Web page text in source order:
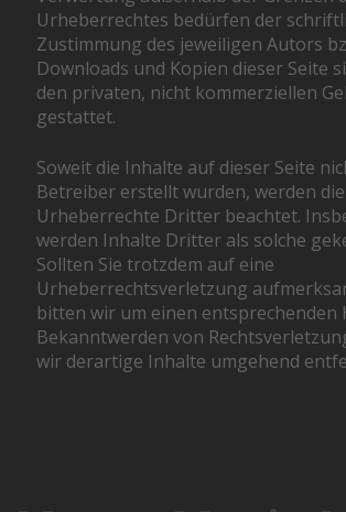
Urheberrechtes bedürfen der
Zustimmung des jeweiligen Autors
Downloads und Kopien dieser Seite
den privaten, nicht kommerziellen
gestattet.
Soweit die Inhalte auf dieser Seite
Betreiber erstellt wurden, werden die
Urheberrechte Dritter beachtet.
werden Inhalte Dritter als solche
Sollten Sie trotzdem auf eine
Urheberrechtsverletzung
bitten wir um einen entsprechenden
Bekanntwerden von
wir derartige Inhalte umgehend